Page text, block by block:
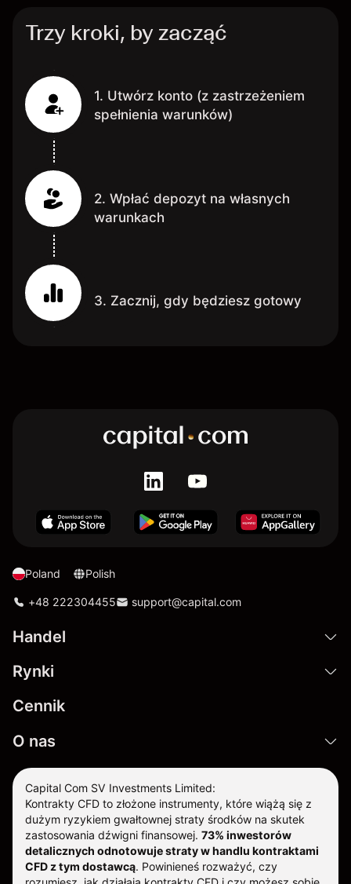
Trzy kroki, by zacząć
1. Utwórz konto (z zastrzeżeniem
spełnienia warunków)
2. Wpłać depozyt na własnych
warunkach
3. Zacznij, gdy będziesz gotowy
Poland Polish
+48 222304455 support@capital.com
Handel
Rynki
Cennik
O nas
Capital Com SV Investments Limited:
Kontrakty CFD to złożone instrumenty, które wiążą się z
dużym ryzykiem gwałtownej straty środków na skutek
zastosowania dźwigni finansowej. 73% inwestorów
detalicznych odnotowuje straty w handlu kontraktami
CFD z tym dostawcą. Powinieneś rozważyć, czy